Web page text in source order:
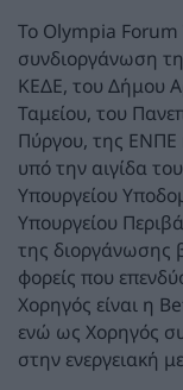
Το Olympia Forum
συνδιοργάνωση
ΚΕΔΕ, του Δήμου
Ταμείου, του
Πύργου, της ΕΝΠΕ
υπό την αιγίδα
Υπουργείου
Υπουργείου
της διοργάνωσης
φορείς που
Χορηγός είναι η
ενώ ως Χορηγός
στην ενεργειακή